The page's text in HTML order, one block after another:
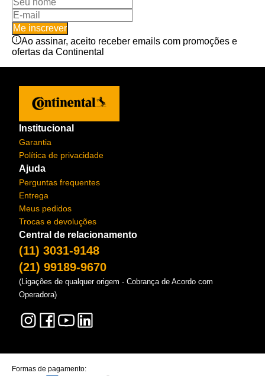
Me inscrever
Ao assinar, aceito receber emails com promoções e
ofertas da Continental
Institucional
Garantia
Política de privacidade
Ajuda
Perguntas frequentes
Entrega
Meus pedidos
Trocas e devoluções
Central de relacionamento
(11) 3031-9148
(21) 99189-9670
(Ligações de qualquer origem - Cobrança de Acordo com
Operadora)
Formas de pagamento: